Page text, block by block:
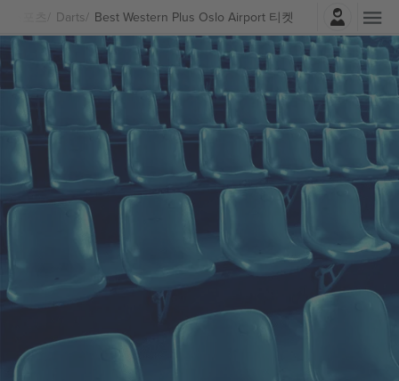
Darts Best Western Plus Oslo Airport 티켓
로그인